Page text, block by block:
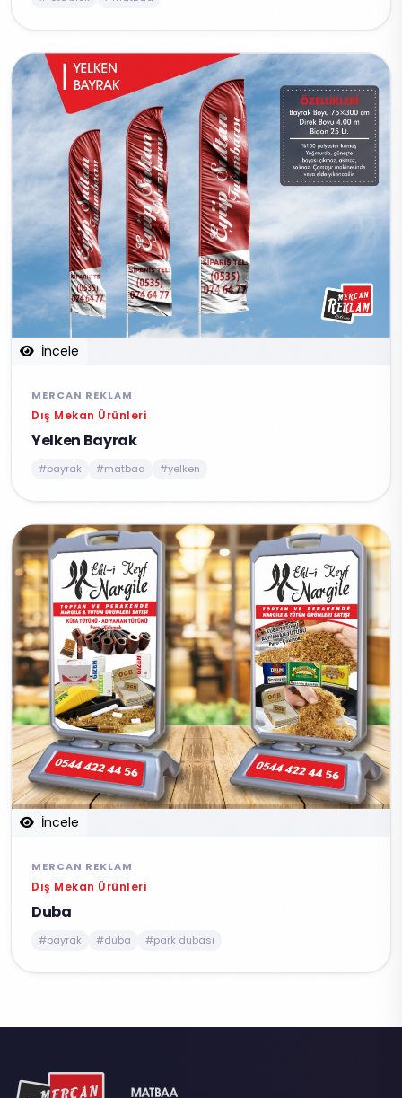
İncele
MERCAN REKLAM
Dış Mekan Ürünleri
Yelken Bayrak
#bayrak #matbaa #yelken
İncele
MERCAN REKLAM
Dış Mekan Ürünleri
Duba
#bayrak #duba #park dubası